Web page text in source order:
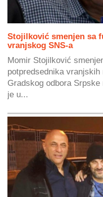
Stojilković smenjen sa
vranjskog SNS-a
Momir Stojilković
potpredsednika
Gradskog odbora
je u...